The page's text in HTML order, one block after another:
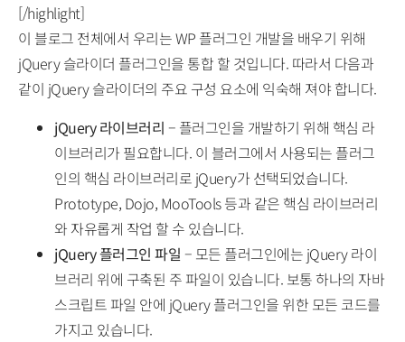
[/highlight]
이 블로그 전체에서 우리는 WP 플러그인 개발을 배우기 위해
jQuery 슬라이더 플러그인을 통합 할 것입니다. 따라서 다음과
같이 jQuery 슬라이더의 주요 구성 요소에 익숙해 져야 합니다.
jQuery 라이브러리 – 플러그인을 개발하기 위해 핵심 라
이브러리가 필요합니다. 이 블러그에서 사용되는 플러그
인의 핵심 라이브러리로 jQuery가 선택되었습니다.
Prototype, Dojo, MooTools 등과 같은 핵심 라이브러리
와 자유롭게 작업 할 수 있습니다.
jQuery 플러그인 파일 – 모든 플러그인에는 jQuery 라이
브러리 위에 구축된 주 파일이 있습니다. 보통 하나의 자바
스크립트 파일 안에 jQuery 플러그인을 위한 모든 코드를
가지고 있습니다.